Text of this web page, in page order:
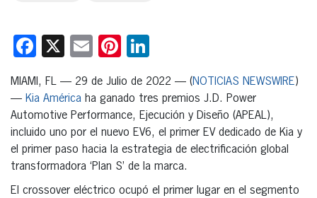
Facebook
X EmailPinterest
MIAMI, FL — 29 de Julio de 2022 — (NOTICIAS NEWSWIRE)
— Kia América ha ganado tres premios J.D. Power
Automotive Performance, Ejecución y Diseño (APEAL),
incluido uno por el nuevo EV6, el primer EV dedicado de Kia y
el primer paso hacia la estrategia de electrificación global
transformadora ‘Plan S’ de la marca.
El crossover eléctrico ocupó el primer lugar en el segmento